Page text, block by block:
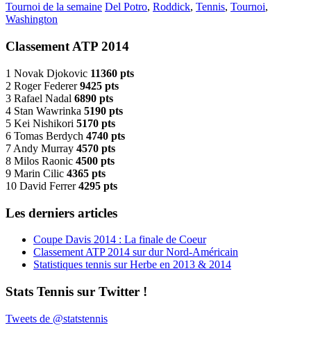
Tournoi de la semaine Del Potro, Roddick, Tennis, Tournoi,
Washington
Classement ATP 2014
1 Novak Djokovic 11360 pts
2 Roger Federer9425 pts
3 Rafael Nadal 6890 pts
4 Stan Wawrinka 5190 pts
5 Kei Nishikori 5170 pts
6 Tomas Berdych 4740 pts
7 Andy Murray 4570 pts
8 Milos Raonic 4500 pts
9 Marin Cilic 4365 pts
10 David Ferrer4295 pts
Les derniers articles
Coupe Davis 2014 : La finale de Coeur
Classement ATP 2014 sur dur Nord-Américain
Statistiques tennis sur Herbe en 2013 & 2014
Stats Tennis sur Twitter !
Tweets de @statstennis